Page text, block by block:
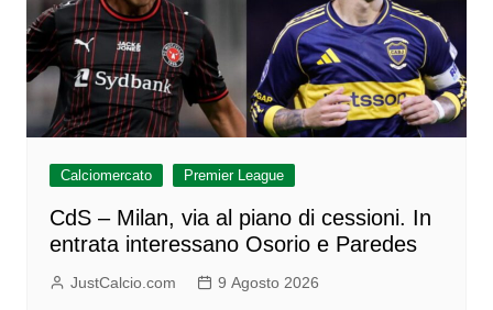
Calciomercato Premier League
CdS – Milan, via al piano di cessioni. In
entrata interessano Osorio e Paredes
JustCalcio.com 9 Agosto 2026